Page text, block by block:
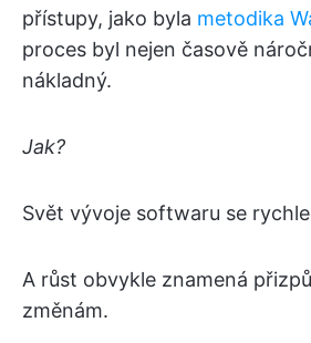
přístupy, jako byla metodika
proces byl nejen časově
nákladný.
Jak?
Svět vývoje softwaru se
A růst obvykle znamená
změnám.